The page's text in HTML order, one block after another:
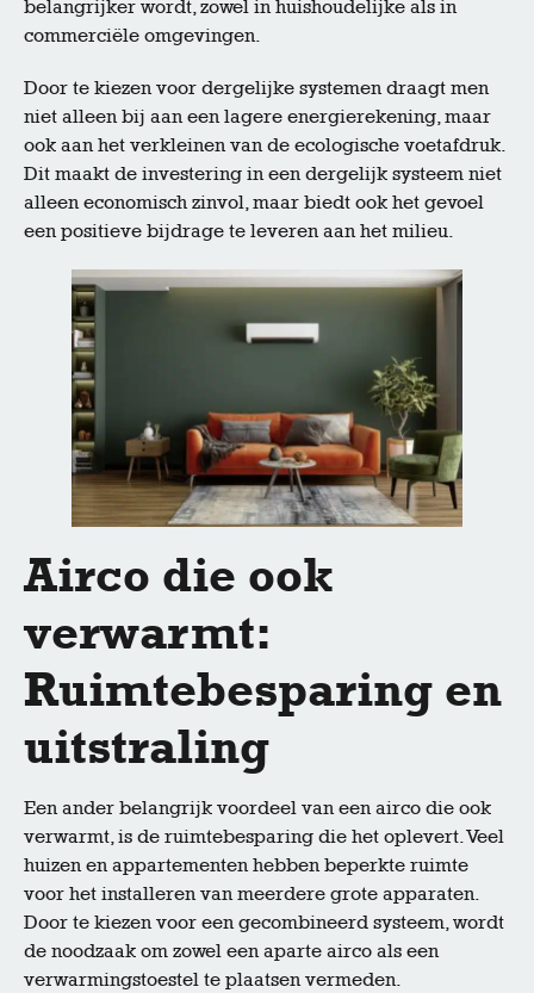
belangrijker wordt, zowel in huishoudelijke als in
commerciële omgevingen.
Door te kiezen voor dergelijke systemen draagt men
niet alleen bij aan een lagere energierekening, maar
ook aan het verkleinen van de ecologische voetafdruk.
Dit maakt de investering in een dergelijk systeem niet
alleen economisch zinvol, maar biedt ook het gevoel
een positieve bijdrage te leveren aan het milieu.
Airco die ook
verwarmt:
Ruimtebesparing en
uitstraling
Een ander belangrijk voordeel van een airco die ook
verwarmt, is de ruimtebesparing die het oplevert. Veel
huizen en appartementen hebben beperkte ruimte
voor het installeren van meerdere grote apparaten.
Door te kiezen voor een gecombineerd systeem, wordt
de noodzaak om zowel een aparte airco als een
verwarmingstoestel te plaatsen vermeden.